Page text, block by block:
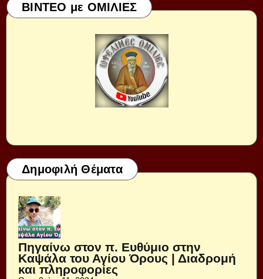
ΒΙΝΤΕΟ με ΟΜΙΛΙΕΣ
Δημοφιλή Θέματα
Πηγαίνω στον π. Ευθύμιο στην
Καψάλα του Αγίου Όρους | Διαδρομή
και πληροφορίες